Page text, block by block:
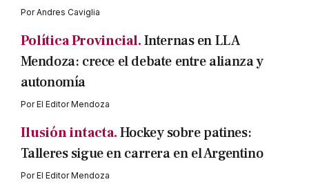
PorAndres Caviglia
Política Provincial.Internas en LLA
Mendoza: crece el debate entre alianza y
autonomía
PorEl Editor Mendoza
Ilusión intacta.Hockey sobre patines:
Talleres sigue en carrera en el Argentino
PorEl Editor Mendoza